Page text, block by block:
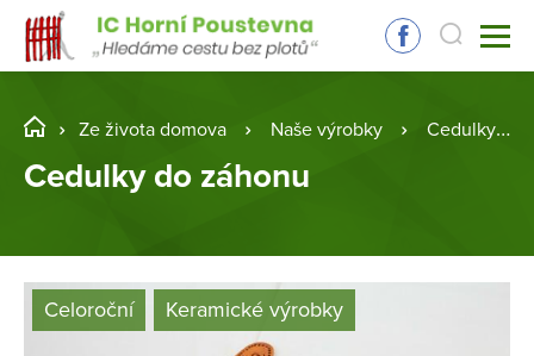
Ze života domova Naše výrobky Cedulky do záhonu
Cedulky do záhonu
Celoroční Keramické výrobky